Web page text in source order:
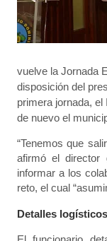
vuelve la Jornada
disposición del
primera jornada,
de nuevo el
“Tenemos que
afirmó el director
informar a los
reto, el cual
Detalles